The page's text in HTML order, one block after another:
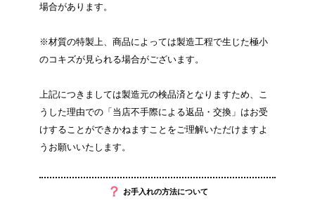
場合があります。
※材質の特製上、商品によっては製造工程で生じた極小
のコキズが見られる場合がございます。
上記につきましては製造元の検品済となりますため、こ
うした理由での「当店不手際による返品・交換」はお受
けすることができかねますことをご理解いただけますよ
うお願いいたします。
？ お手入れの方法について